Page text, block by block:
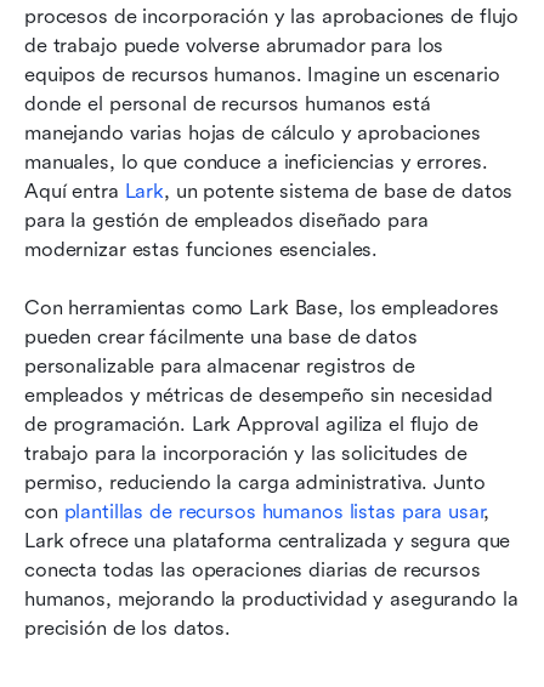
procesos de incorporación y las aprobaciones de flujo
de trabajo puede volverse abrumador para los
equipos de recursos humanos. Imagine un escenario
donde el personal de recursos humanos está
manejando varias hojas de cálculo y aprobaciones
manuales, lo que conduce a ineficiencias y errores.
Aquí entra Lark, un potente sistema de base de datos
para la gestión de empleados diseñado para
modernizar estas funciones esenciales.
Con herramientas como Lark Base, los empleadores
pueden crear fácilmente una base de datos
personalizable para almacenar registros de
empleados y métricas de desempeño sin necesidad
de programación. Lark Approval agiliza el flujo de
trabajo para la incorporación y las solicitudes de
permiso, reduciendo la carga administrativa. Junto
con plantillas de recursos humanos listas para usar,
Lark ofrece una plataforma centralizada y segura que
conecta todas las operaciones diarias de recursos
humanos, mejorando la productividad y asegurando la
precisión de los datos.